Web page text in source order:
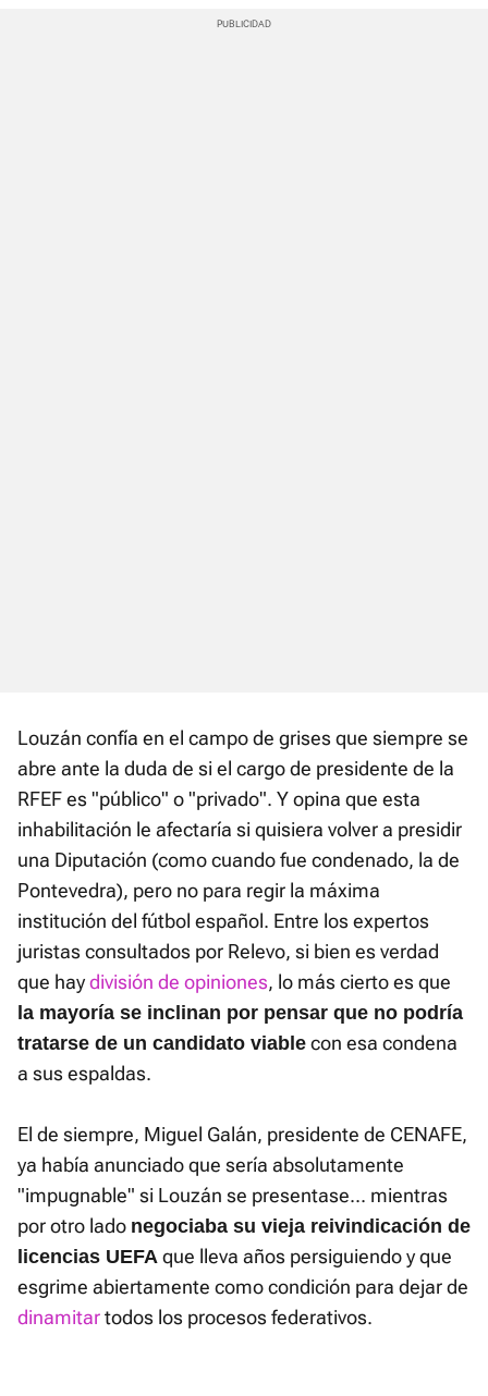
Louzán confía en el campo de grises que siempre se
abre ante la duda de si el cargo de presidente de la
RFEF es "público" o "privado". Y opina que esta
inhabilitación le afectaría si quisiera volver a presidir
una Diputación (como cuando fue condenado, la de
Pontevedra), pero no para regir la máxima
institución del fútbol español. Entre los expertos
juristas consultados por Relevo, si bien es verdad
que haydivisión de opiniones, lo más cierto es que
la mayoría se inclinan por pensar que no podría
tratarse de un candidato viable con esa condena
a sus espaldas.
El de siempre, Miguel Galán, presidente de CENAFE,
ya había anunciado que sería absolutamente
"impugnable" si Louzán se presentase... mientras
por otro lado negociaba su vieja reivindicación de
licencias UEFA que lleva años persiguiendo y que
esgrime abiertamente como condición para dejar de
dinamitartodos los procesos federativos.